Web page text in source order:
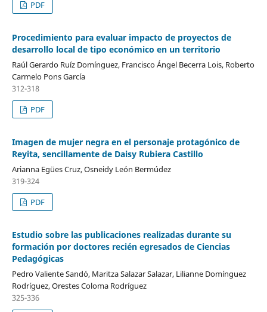
PDF
Procedimiento para evaluar impacto de proyectos de
desarrollo local de tipo económico en un territorio
Raúl Gerardo Ruíz Domínguez, Francisco Ángel Becerra Lois, Roberto
Carmelo Pons García
312-318
PDF
Imagen de mujer negra en el personaje protagónico de
Reyita, sencillamente de Daisy Rubiera Castillo
Arianna Egües Cruz, Osneidy León Bermúdez
319-324
PDF
Estudio sobre las publicaciones realizadas durante su
formación por doctores recién egresados de Ciencias
Pedagógicas
Pedro Valiente Sandó, Maritza Salazar Salazar, Lilianne Domínguez
Rodríguez, Orestes Coloma Rodríguez
325-336